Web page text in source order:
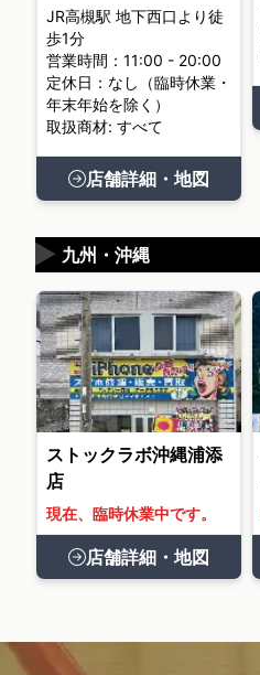
JR高槻駅 地下西口より徒
歩1分
営業時間：11:00 - 20:00
定休日：なし（臨時休業・
年末年始を除く）
取扱商材: すべて
店舗詳細・地図
九州・沖縄
▶
ストックラボ沖縄浦添
店
現在、臨時休業中です。
店舗詳細・地図